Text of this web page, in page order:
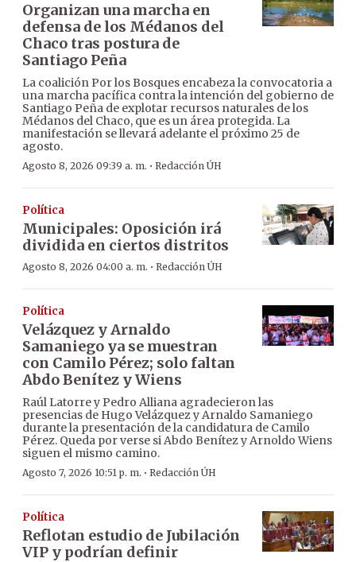
Organizan una marcha en
defensa de los Médanos del
Chaco tras postura de
Santiago Peña
La coalición Por los Bosques encabeza la convocatoria a
una marcha pacífica contra la intención del gobierno de
Santiago Peña de explotar recursos naturales de los
Médanos del Chaco, que es un área protegida. La
manifestación se llevará adelante el próximo 25 de
agosto.
Agosto 8, 2026 09:39 a. m. · Redacción ÚH
Política
Municipales: Oposición irá
dividida en ciertos distritos
Agosto 8, 2026 04:00 a. m. · Redacción ÚH
Política
Velázquez y Arnaldo
Samaniego ya se muestran
con Camilo Pérez; solo faltan
Abdo Benítez y Wiens
Raúl Latorre y Pedro Alliana agradecieron las
presencias de Hugo Velázquez y Arnaldo Samaniego
durante la presentación de la candidatura de Camilo
Pérez. Queda por verse si Abdo Benítez y Arnoldo Wiens
siguen el mismo camino.
Agosto 7, 2026 10:51 p. m. · Redacción ÚH
Política
Reflotan estudio de Jubilación
VIP y podrían definir